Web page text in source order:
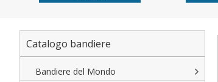
Catalogo bandiere
Bandiere del Mondo